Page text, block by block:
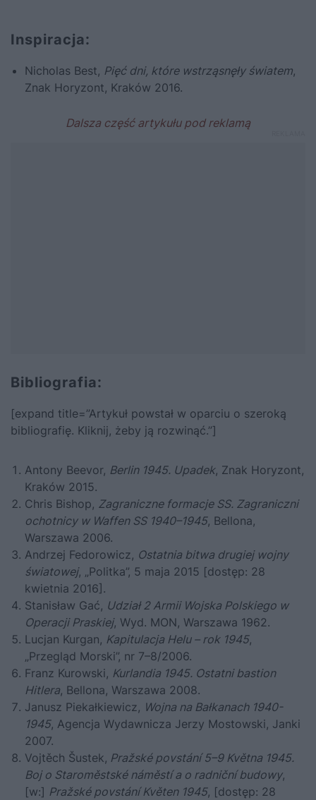
Inspiracja:
Nicholas Best, Pięć dni, które wstrząsnęły światem,
Znak Horyzont, Kraków 2016.
Bibliografia:
[expand title=”Artykuł powstał w oparciu o szeroką
bibliografię. Kliknij, żeby ją rozwinąć.”]
Antony Beevor, Berlin 1945. Upadek, Znak Horyzont,
Kraków 2015.
Chris Bishop, Zagraniczne formacje SS. Zagraniczni
ochotnicy w Waffen SS 1940–1945, Bellona,
Warszawa 2006.
Andrzej Fedorowicz, Ostatnia bitwa drugiej wojny
światowej, „Politka”, 5 maja 2015 [dostęp: 28
kwietnia 2016].
Stanisław Gać, Udział 2 Armii Wojska Polskiego w
Operacji Praskiej, Wyd. MON, Warszawa 1962.
Lucjan Kurgan, Kapitulacja Helu – rok 1945,
„Przegląd Morski”, nr 7–8/2006.
Franz Kurowski, Kurlandia 1945. Ostatni bastion
Hitlera, Bellona, Warszawa 2008.
Janusz Piekałkiewicz, Wojna na Bałkanach 1940-
1945, Agencja Wydawnicza Jerzy Mostowski, Janki
2007.
Vojtěch Šustek, Pražské povstání 5–9 Května 1945.
Boj o Staroměstské náměstí a o radniční budowy,
[w:] Pražské povstání Květen 1945, [dostęp: 28